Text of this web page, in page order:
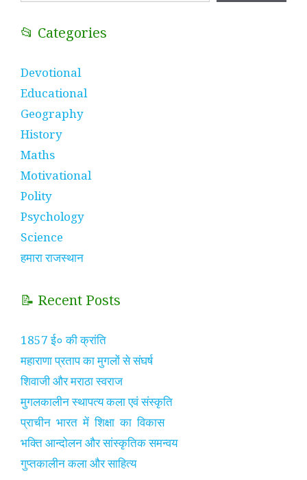
📂 Categories
Devotional
Educational
Geography
History
Maths
Motivational
Polity
Psychology
Science
हमारा राजस्थान
📝 Recent Posts
1857 ई० की क्रांति
महाराणा प्रताप का मुगलों से संघर्ष
शिवाजी और मराठा स्वराज
मुगलकालीन स्थापत्य कला एवं संस्कृति
प्राचीन भारत में शिक्षा का विकास
भक्ति आन्दोलन और सांस्कृतिक समन्वय
गुप्तकालीन कला और साहित्य